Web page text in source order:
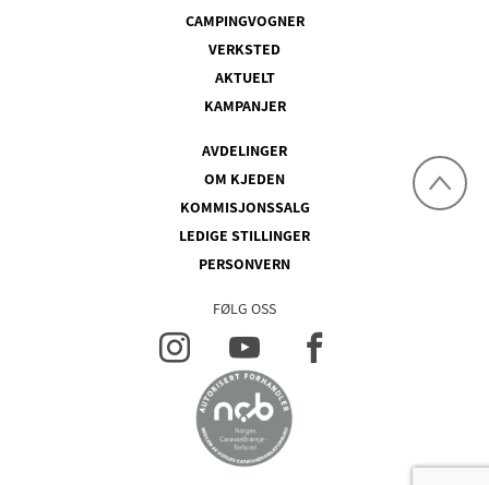
CAMPINGVOGNER
VERKSTED
AKTUELT
KAMPANJER
AVDELINGER
OM KJEDEN
KOMMISJONSSALG
LEDIGE STILLINGER
PERSONVERN
FØLG OSS